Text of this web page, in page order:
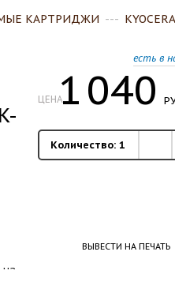
КАРТРИДЖИ ---
ВЫВЕСТИ НА ПЕЧАТЬ
ЦЕНА1040
есть в
Количество: 1
на